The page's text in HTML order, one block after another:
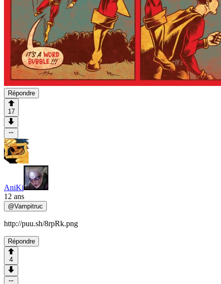
Répondre
17
AniKi
12 ans
@Vampitruc
http://puu.sh/8rpRk.png
Répondre
4